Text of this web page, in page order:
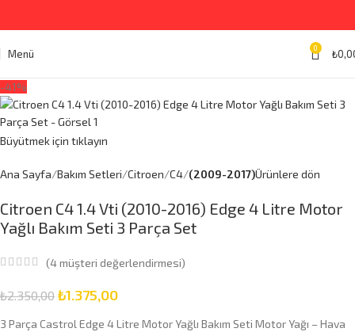
Menü 0 ₺
-41%
Büyütmek için tıklayın
Ana Sayfa Bakım Setleri Citroen C4 (2009-2017)Ürünlere dön
Citroen C4 1.4 Vti (2010-2016) Edge 4 Litre Motor
Yağlı Bakım Seti 3 Parça Set
(4müşteri değerlendirmesi)
₺2.350,00 ₺1.375,00
3 Parça Castrol Edge 4 Litre Motor Yağlı Bakım Seti Motor Yağı – Hava